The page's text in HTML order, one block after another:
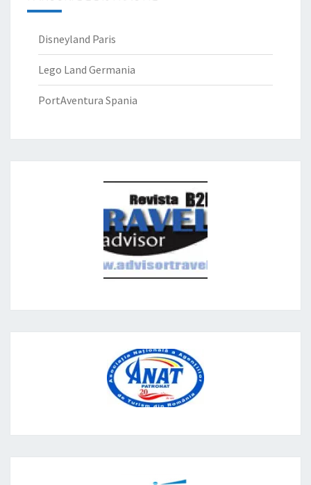
Disneyland Paris
Lego Land Germania
PortAventura Spania